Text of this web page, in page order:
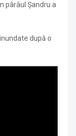
pârâul Șandru a
după o